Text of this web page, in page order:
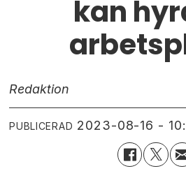
kan
Redaktion
PUBLICERAD 2023-08-16 -